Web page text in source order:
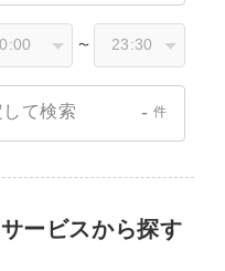
〜
て検索 - 件
ービスから探す